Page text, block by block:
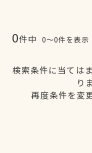
0件中 0〜0件を表示
検索条件に当ては
り
再度条件を変